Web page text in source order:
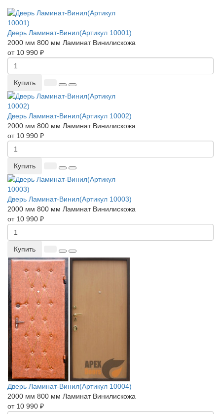
Дверь Ламинат-Винил(Артикул 10001)
2000 мм 800 мм Ламинат Винилискожа
от 10 990 ₽
Купить
Дверь Ламинат-Винил(Артикул 10002)
2000 мм 800 мм Ламинат Винилискожа
от 10 990 ₽
Купить
Дверь Ламинат-Винил(Артикул 10003)
2000 мм 800 мм Ламинат Винилискожа
от 10 990 ₽
Купить
Дверь Ламинат-Винил(Артикул 10004)
2000 мм 800 мм Ламинат Винилискожа
от 10 990 ₽